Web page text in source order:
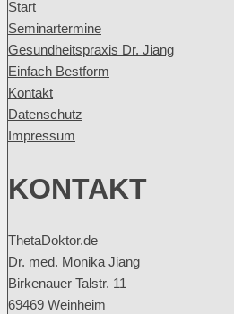
Start
Seminartermine
Gesundheitspraxis Dr. Jiang
Einfach Bestform
Kontakt
Datenschutz
Impressum
KONTAKT
ThetaDoktor.de
Dr. med. Monika Jiang
Birkenauer Talstr. 11
69469 Weinheim